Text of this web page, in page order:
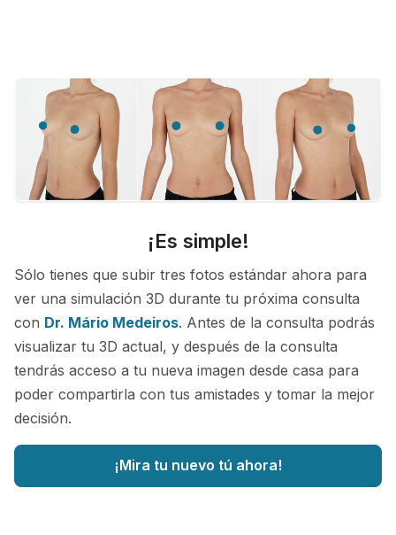
¡Es simple!
Sólo tienes que subir tres fotos estándar ahora para
ver una simulación 3D durante tu próxima consulta
con Dr. Mário Medeiros. Antes de la consulta podrás
visualizar tu 3D actual, y después de la consulta
tendrás acceso a tu nueva imagen desde casa para
poder compartirla con tus amistades y tomar la mejor
decisión.
¡Mira tu nuevo tú ahora!